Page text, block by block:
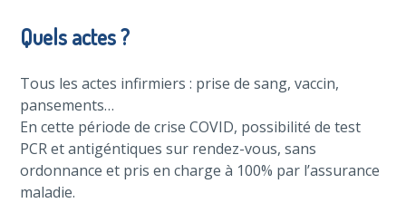
Quels actes ?
Tous les actes infirmiers : prise de sang, vaccin,
pansements…
En cette période de crise COVID, possibilité de test
PCR et antigéntiques sur rendez-vous, sans
ordonnance et pris en charge à 100% par l’assurance
maladie.